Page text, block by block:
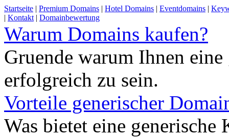
Startseite | Premium Domains | Hotel Domains | Eventdomains |
| Kontakt | Domainbewertung
Warum Domains kaufen?
Gruende warum Ihnen
erfolgreich zu sein.
Vorteile generischer
Was bietet eine